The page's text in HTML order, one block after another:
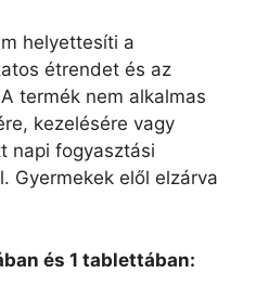
helyettesíti a
étrendet és az
termék nem alkalmas
kezelésére vagy
napi fogyasztási
Gyermekek elől elzárva
és 1 tablettában: